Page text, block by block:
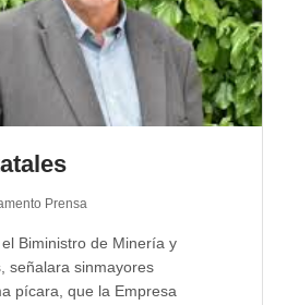
Prensa
Biministro de Minería y
señalara sinmayores
pícara, que la Empresa